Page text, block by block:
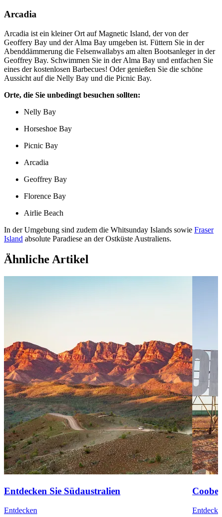
Arcadia
Arcadia ist ein kleiner Ort auf Magnetic Island, der von der
Geoffery Bay und der Alma Bay umgeben ist. Füttern Sie in der
Abenddämmerung die Felsenwallabys am alten Bootsanleger in der
Geoffrey Bay. Schwimmen Sie in der Alma Bay und entfachen Sie
eines der kostenlosen Barbecues! Oder genießen Sie die schöne
Aussicht auf die Nelly Bay und die Picnic Bay.
Orte, die Sie unbedingt besuchen sollten:
Nelly Bay
Horseshoe Bay
Picnic Bay
Arcadia
Geoffrey Bay
Florence Bay
Airlie Beach
In der Umgebung sind zudem die Whitsunday Islands sowie Fraser
Island absolute Paradiese an der Ostküste Australiens.
Ähnliche Artikel
Entdecken Sie Südaustralien
Entdecken